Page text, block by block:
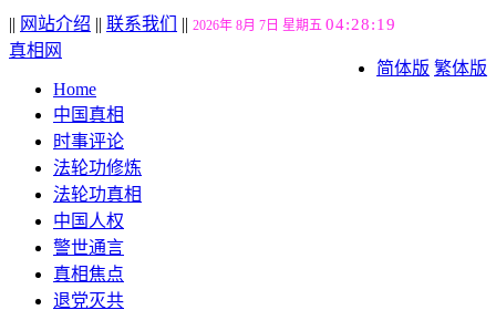
|| 网站介绍 || 联系我们 || 2026年 8月 7日 星期五 04:28:20
简体版 繁体版
真相网
Home
中国真相
时事评论
法轮功修炼
法轮功真相
中国人权
警世通言
真相焦点
退党灭共